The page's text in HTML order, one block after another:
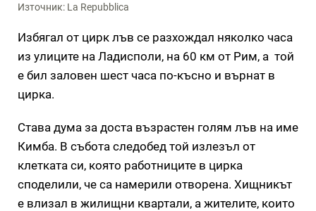
Източник: La Repubblica
Избягал от цирк лъв се разхождал няколко часа
из улиците на Ладисполи, на 60 км от Рим, а той
е бил заловен шест часа по-късно и върнат в
цирка.
Става дума за доста възрастен голям лъв на име
Кимба. В събота следобед той излезъл от
клетката си, която работниците в цирка
споделили, че са намерили отворена. Хищникът
е влизал в жилищни квартали, а жителите, които